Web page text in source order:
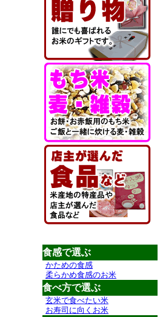
食感で選ぶ
かための食感
柔らかめ食感のお米
食べ方で選ぶ
玄米で食べたい米
お寿司に向くお米